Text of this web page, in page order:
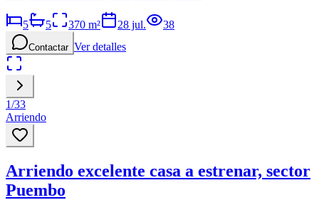
5 5 370 m² 28 jul. 38
Contactar Ver detalles
1/33
Arriendo
Arriendo excelente casa a estrenar, sector
Puembo